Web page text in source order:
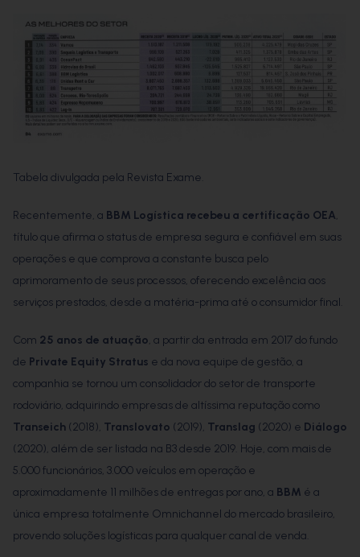
Tabela divulgada pela Revista Exame.
Recentemente, a BBM Logística recebeu a certificação OEA,
título que afirma o status de empresa segura e confiável em suas
operações e que comprova a constante busca pelo
aprimoramento de seus processos, oferecendo excelência aos
serviços prestados, desde a matéria-prima até o consumidor final.
Com 25 anos de atuação, a partir da entrada em 2017 do fundo
de Private Equity Stratus e da nova equipe de gestão, a
companhia se tornou um consolidador do setor de transporte
rodoviário, adquirindo empresas de altíssima reputação como
Transeich (2018), Translovato (2019), Translag (2020) e Diálogo
(2020), além de ser listada na B3 desde 2019. Hoje, com mais de
5.000 funcionários, 3.000 veículos em operação e
aproximadamente 11 milhões de entregas por ano, a BBM é a
única empresa totalmente Omnichannel do mercado brasileiro,
provendo soluções logísticas para qualquer canal de venda.